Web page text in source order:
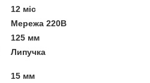
12 міс
Мережа 220В
125 мм
Липучка
15 мм